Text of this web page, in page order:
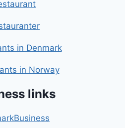
in Denmark
in Norway
links